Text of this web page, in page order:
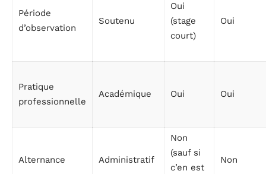
Période
d’observation
Soutenu
Oui
(stage
court)
Oui
Pratique
professionnelle
Académique Oui Oui
Alternance Administratif
Non
(sauf si
c’en est
Non